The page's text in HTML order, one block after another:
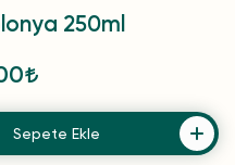
250ml
Sepete Ekle